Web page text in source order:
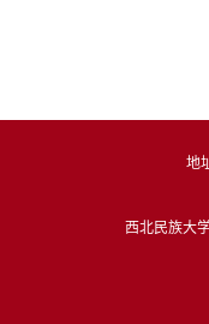
地
西北民族大